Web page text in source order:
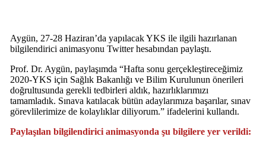
Aygün, 27-28 Haziran’da yapılacak YKS ile ilgili hazırlanan
bilgilendirici animasyonu Twitter hesabından paylaştı.
Prof. Dr. Aygün, paylaşımda “Hafta sonu gerçekleştireceğimiz
2020-YKS için Sağlık Bakanlığı ve Bilim Kurulunun önerileri
doğrultusunda gerekli tedbirleri aldık, hazırlıklarımızı
tamamladık. Sınava katılacak bütün adaylarımıza başarılar, sınav
görevlilerimize de kolaylıklar diliyorum.” ifadelerini kullandı.
Paylaşılan bilgilendirici animasyonda şu bilgilere yer verildi: